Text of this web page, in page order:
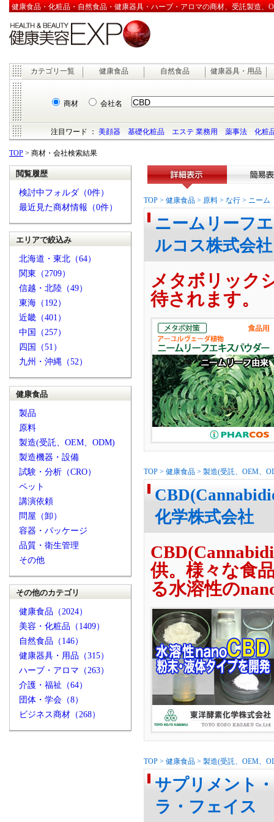
健康食品・化粧品・自然食品・健康器具・ハーブ・アロマの商材、受託製造、
カテゴリ一覧 健康食品 自然食品 健康器具・用品
商材 会社名
注目ワード ：美顔器 基礎化粧品 エステ 業務用 薬事法 化粧
TOP > 商材・会社検索結果
閲覧履歴
検討中フォルダ（0件）
最近見た商材情報（0件）
エリアで絞込み
北海道・東北（64）
関東（2709）
信越・北陸（49）
東海（192）
近畿（401）
中国（257）
四国（51）
九州・沖縄（52）
健康食品
製品
原料
製造(受託、OEM、ODM)
製造機器・設備
試験・分析（CRO）
ペット
講演依頼
問屋（卸）
容器・パッケージ
品質・衛生管理
その他
その他のカテゴリ
健康食品（2024）
美容・化粧品（1409）
自然食品（146）
健康器具・用品（315）
ハーブ・アロマ（263）
介護・福祉（64）
団体・学会（8）
ビジネス商材（268）
TOP > 健康食品 > 原料 > な行 > ニーム
ニームリーフ
ルコス株式会社
メタボリック
待されます。
TOP > 健康食品 > 製造(受託、OEM、
化学株式会社
供。様々な食
る水溶性の
TOP > 健康食品 > 製造(受託、OEM、
サプリメント
ラ・フェイス